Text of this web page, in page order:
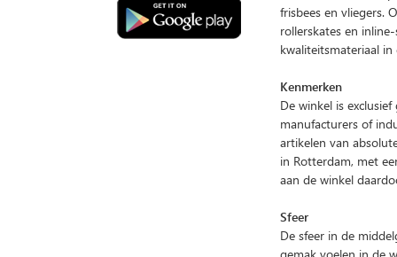
frisbees en vliegers.
rollerskates en
kwaliteitsmateriaal
Kenmerken
De winkel is
manufacturers of
artikelen van
in Rotterdam, met
aan de winkel
Sfeer
De sfeer in de